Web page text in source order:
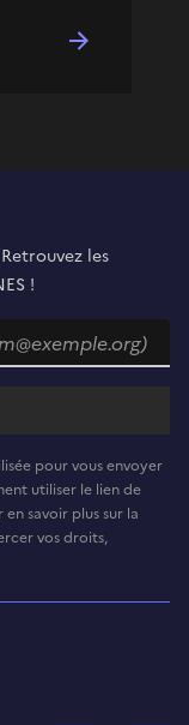
les
!
pour vous envoyer
utiliser le lien de
savoir plus sur la
vos droits,